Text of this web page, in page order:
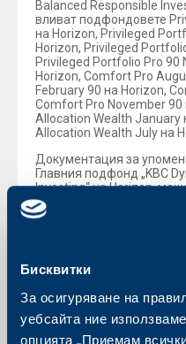
Бисквитки
За осигуряване на
уебсайта ние
опцията „Приемам
Balanced Responsible
вливат подфондовете
на Horizon, Privileged
Horizon, Privileged
Privileged Portfolio Pro 90
Horizon, Comfort Pro
February 90 на Horizon,
Comfort Pro November 90
Allocation Wealth January
Allocation Wealth July на
Документация за
Главния подфонд „KBC
Investing“ на Horizon,
към настоящата новина:
Преобразуването и ОИД.
Обратно към всички